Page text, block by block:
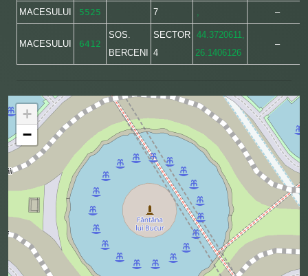
MACESULUI 5525 7 , –
MACESULUI 6412
SOS.
BERCENI
SECTOR
4
44.3720611,
26.1406126
–
+
−